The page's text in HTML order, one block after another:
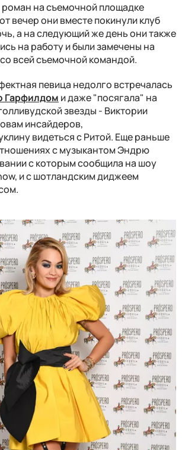
роман на съемочной площадке
вечер они вместе покинули клуб
а на следующий же день они также
на работу и были замечены на
всей съемочной командой.
певица недолго встречалась
Гарфилдом и даже "посягала" на
звезды - Виктории
инсайдеров,
видеться с Ритой. Еще раньше
с музыкантом Эндрю
с которым сообщила на шоу
и с шотландским диджеем